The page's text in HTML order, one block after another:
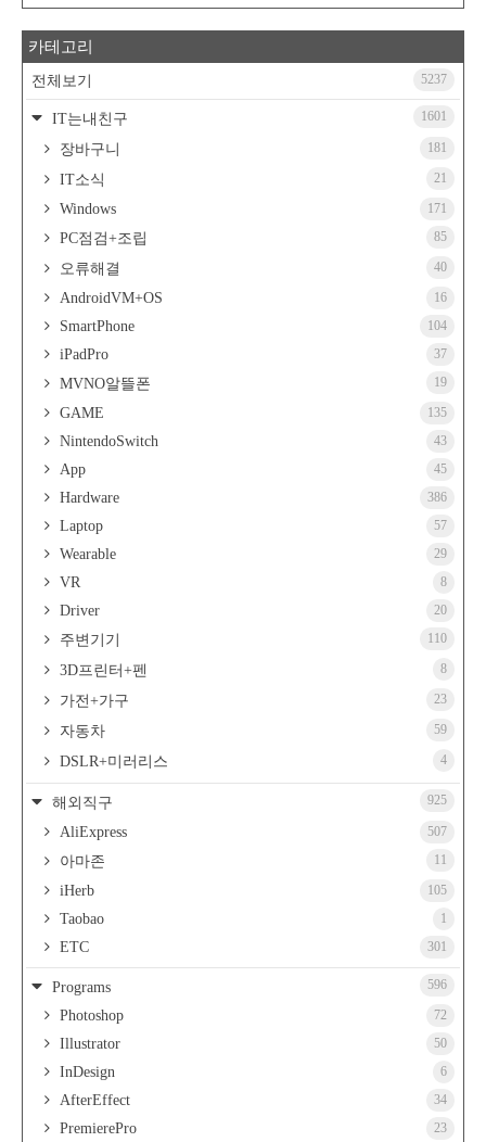
카테고리
전체보기 5237
IT는내친구 1601
장바구니 181
IT소식 21
Windows 171
PC점검+조립 85
오류해결 40
AndroidVM+OS 16
SmartPhone 104
iPadPro 37
MVNO알뜰폰 19
GAME 135
NintendoSwitch 43
App 45
Hardware 386
Laptop 57
Wearable 29
VR 8
Driver 20
주변기기 110
3D프린터+펜 8
가전+가구 23
자동차 59
DSLR+미러리스 4
해외직구 925
AliExpress 507
아마존 11
iHerb 105
Taobao 1
ETC 301
Programs 596
Photoshop 72
Illustrator 50
InDesign 6
AfterEffect 34
PremierePro 23